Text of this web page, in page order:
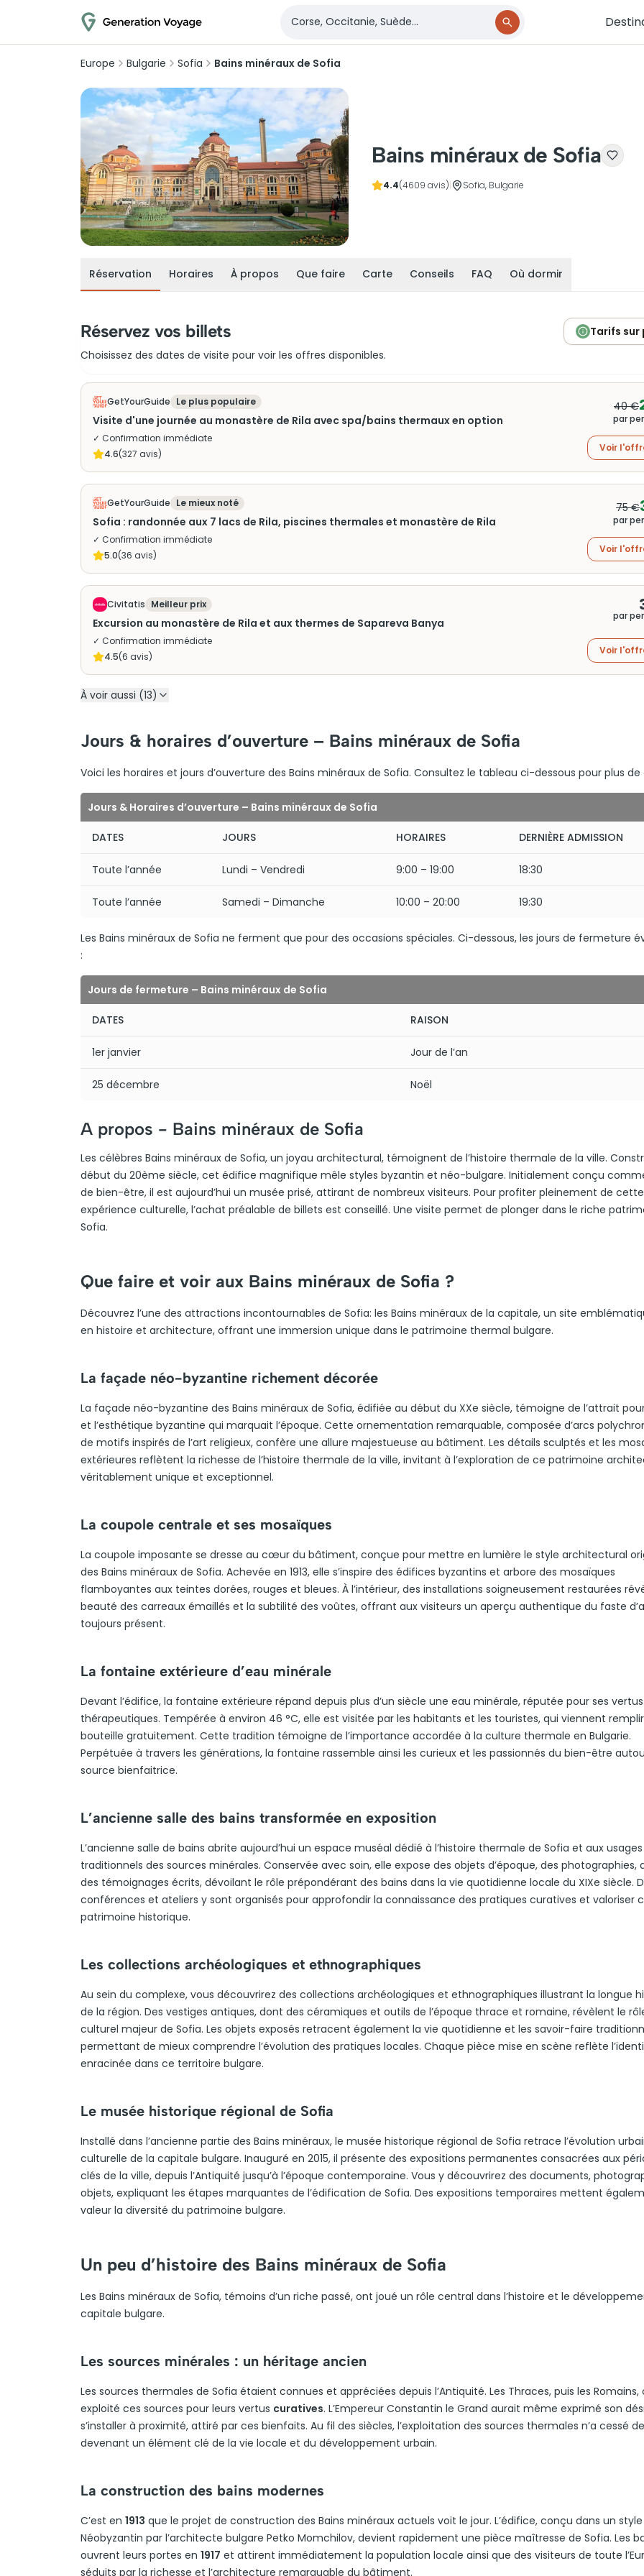
Europe Bulgarie Sofia Bains minéraux de Sofia
Bains minéraux de Sofia
4.4(4609 avis) Sofia, Bulgarie
Réservation Horaires À propos Que faire Carte Conseils FAQ Où dormir
Réservez vos billets
Choisissez des dates de visite pour voir les offres disponibles.
Tarifs sur
GetYourGuide Le plus populaire
Visite d'une journée au monastère de Rila avec spa/bains thermaux en option
✓ Confirmation immédiate
4.6(327 avis)
40 €
par
Voir
GetYourGuide Le mieux noté
Sofia : randonnée aux 7 lacs de Rila, piscines thermales et monastère de Rila
✓ Confirmation immédiate
5.0(36 avis)
75 €
par
Voir
Civitatis Meilleur prix
Excursion au monastère de Rila et aux thermes de Sapareva Banya
✓ Confirmation immédiate
4.5(6 avis)
par
Voir
À voir aussi (13)
Jours & horaires d’ouverture – Bains minéraux de Sofia
Voici les horaires et jours d’ouverture des Bains minéraux de Sofia. Consultez le tableau ci-dessous pour plus de
Jours & Horaires d’ouverture – Bains minéraux de Sofia
DATES JOURS HORAIRES DERNIÈRE ADMISSION
Toute l’année Lundi – Vendredi 9:00 – 19:00 18:30
Toute l’année Samedi – Dimanche 10:00 – 20:00 19:30
Les Bains minéraux de Sofia ne ferment que pour des occasions spéciales. Ci-dessous, les jours de fermeture
:
Jours de fermeture – Bains minéraux de Sofia
DATES RAISON
1er janvier Jour de l’an
25 décembre Noël
A propos - Bains minéraux de Sofia
Les célèbres Bains minéraux de Sofia, un joyau architectural, témoignent de l’histoire thermale de la ville.
début du 20ème siècle, cet édifice magnifique mêle styles byzantin et néo-bulgare. Initialement conçu
de bien-être, il est aujourd’hui un musée prisé, attirant de nombreux visiteurs. Pour profiter pleinement de cette
expérience culturelle, l’achat préalable de billets est conseillé. Une visite permet de plonger dans le riche
Sofia.
Que faire et voir aux Bains minéraux de Sofia ?
Découvrez l’une des attractions incontournables de Sofia: les Bains minéraux de la capitale, un site
en histoire et architecture, offrant une immersion unique dans le patrimoine thermal bulgare.
La façade néo-byzantine richement décorée
La façade néo-byzantine des Bains minéraux de Sofia, édifiée au début du XXe siècle, témoigne de l’attrait
et l’esthétique byzantine qui marquait l’époque. Cette ornementation remarquable, composée d’arcs
de motifs inspirés de l’art religieux, confère une allure majestueuse au bâtiment. Les détails sculptés et les
extérieures reflètent la richesse de l’histoire thermale de la ville, invitant à l’exploration de ce patrimoine
véritablement unique et exceptionnel.
La coupole centrale et ses mosaïques
La coupole imposante se dresse au cœur du bâtiment, conçue pour mettre en lumière le style architectural
des Bains minéraux de Sofia. Achevée en 1913, elle s’inspire des édifices byzantins et arbore des mosaïques
flamboyantes aux teintes dorées, rouges et bleues. À l’intérieur, des installations soigneusement restaurées
beauté des carreaux émaillés et la subtilité des voûtes, offrant aux visiteurs un aperçu authentique du faste
toujours présent.
La fontaine extérieure d’eau minérale
Devant l’édifice, la fontaine extérieure répand depuis plus d’un siècle une eau minérale, réputée pour ses vertus
thérapeutiques. Tempérée à environ 46 °C, elle est visitée par les habitants et les touristes, qui viennent
bouteille gratuitement. Cette tradition témoigne de l’importance accordée à la culture thermale en Bulgarie.
Perpétuée à travers les générations, la fontaine rassemble ainsi les curieux et les passionnés du bien-être
source bienfaitrice.
L’ancienne salle des bains transformée en exposition
L’ancienne salle de bains abrite aujourd’hui un espace muséal dédié à l’histoire thermale de Sofia et aux usages
traditionnels des sources minérales. Conservée avec soin, elle expose des objets d’époque, des photographies,
des témoignages écrits, dévoilant le rôle prépondérant des bains dans la vie quotidienne locale du XIXe siècle.
conférences et ateliers y sont organisés pour approfondir la connaissance des pratiques curatives et valoriser
patrimoine historique.
Les collections archéologiques et ethnographiques
Au sein du complexe, vous découvrirez des collections archéologiques et ethnographiques illustrant la longue
de la région. Des vestiges antiques, dont des céramiques et outils de l’époque thrace et romaine, révèlent le
culturel majeur de Sofia. Les objets exposés retracent également la vie quotidienne et les savoir-faire
permettant de mieux comprendre l’évolution des pratiques locales. Chaque pièce mise en scène reflète
enracinée dans ce territoire bulgare.
Le musée historique régional de Sofia
Installé dans l’ancienne partie des Bains minéraux, le musée historique régional de Sofia retrace l’évolution
culturelle de la capitale bulgare. Inauguré en 2015, il présente des expositions permanentes consacrées aux
clés de la ville, depuis l’Antiquité jusqu’à l’époque contemporaine. Vous y découvrirez des documents,
objets, expliquant les étapes marquantes de l’édification de Sofia. Des expositions temporaires mettent
valeur la diversité du patrimoine bulgare.
Un peu d’histoire des Bains minéraux de Sofia
Les Bains minéraux de Sofia, témoins d’un riche passé, ont joué un rôle central dans l’histoire et le
capitale bulgare.
Les sources minérales : un héritage ancien
Les sources thermales de Sofia étaient connues et appréciées depuis l’Antiquité. Les Thraces, puis les Romains,
exploité ces sources pour leurs vertus curatives. L’Empereur Constantin le Grand aurait même exprimé son
s’installer à proximité, attiré par ces bienfaits. Au fil des siècles, l’exploitation des sources thermales n’a cessé
devenant un élément clé de la vie locale et du développement urbain.
La construction des bains modernes
C’est en 1913 que le projet de construction des Bains minéraux actuels voit le jour. L’édifice, conçu dans un style
Néobyzantin par l’architecte bulgare Petko Momchilov, devient rapidement une pièce maîtresse de Sofia. Les
ouvrent leurs portes en 1917 et attirent immédiatement la population locale ainsi que des visiteurs de toute
séduits par la richesse et l’architecture remarquable du bâtiment.